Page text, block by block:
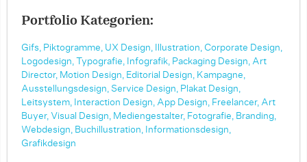
Portfolio Kategorien:
Gifs, Piktogramme, UX Design, Illustration, Corporate Design,
Logodesign,
Typografie, Infografik, Packaging Design, Art
Director, Motion Design, Editorial Design, Kampagne,
Ausstellungsdesign, Service Design, Plakat Design,
Leitsystem, Interaction Design, App Design, Freelancer, Art
Buyer, Visual Design, Mediengestalter, Fotografie, Branding,
Webdesign, Buchillustration, Informationsdesign,
Grafikdesign